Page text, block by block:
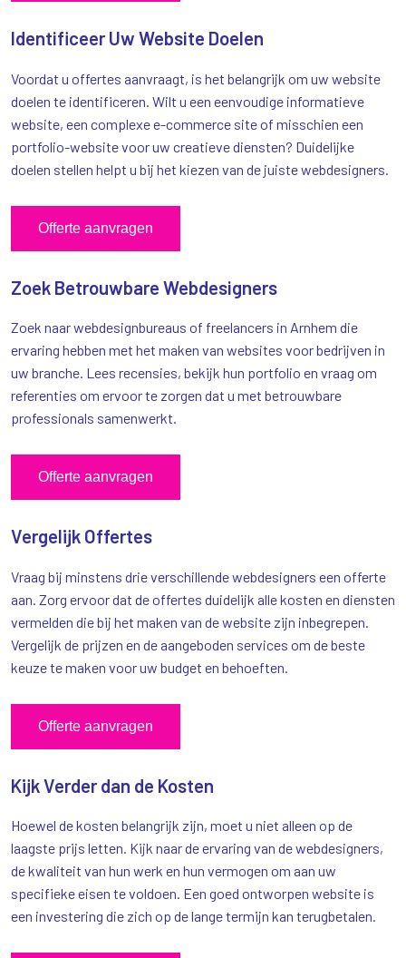
Identificeer Uw Website Doelen
Voordat u offertes aanvraagt, is het belangrijk om uw website
doelen te identificeren. Wilt u een eenvoudige informatieve
website, een complexe e-commerce site of misschien een
portfolio-website voor uw creatieve diensten? Duidelijke
doelen stellen helpt u bij het kiezen van de juiste webdesigners.
Offerte aanvragen
Zoek Betrouwbare Webdesigners
Zoek naar webdesignbureaus of freelancers in Arnhem die
ervaring hebben met het maken van websites voor bedrijven in
uw branche. Lees recensies, bekijk hun portfolio en vraag om
referenties om ervoor te zorgen dat u met betrouwbare
professionals samenwerkt.
Offerte aanvragen
Vergelijk Offertes
Vraag bij minstens drie verschillende webdesigners een offerte
aan. Zorg ervoor dat de offertes duidelijk alle kosten en diensten
vermelden die bij het maken van de website zijn inbegrepen.
Vergelijk de prijzen en de aangeboden services om de beste
keuze te maken voor uw budget en behoeften.
Offerte aanvragen
Kijk Verder dan de Kosten
Hoewel de kosten belangrijk zijn, moet u niet alleen op de
laagste prijs letten. Kijk naar de ervaring van de webdesigners,
de kwaliteit van hun werk en hun vermogen om aan uw
specifieke eisen te voldoen. Een goed ontworpen website is
een investering die zich op de lange termijn kan terugbetalen.